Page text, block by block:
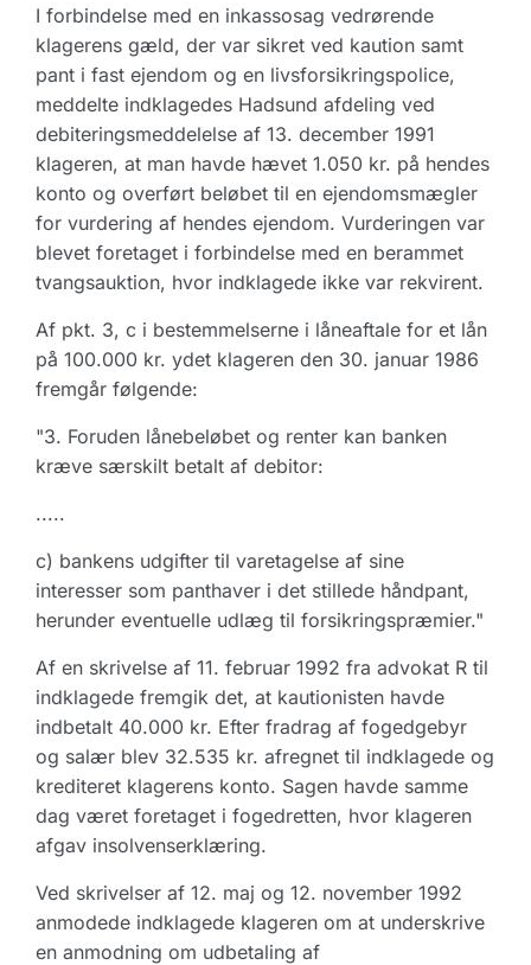
I forbindelse med en inkassosag vedrørende
klagerens gæld, der var sikret ved kaution samt
pant i fast ejendom og en livsforsikringspolice,
meddelte indklagedes Hadsund afdeling ved
debiteringsmeddelelse af 13. december 1991
klageren, at man havde hævet 1.050 kr. på hendes
konto og overført beløbet til en ejendomsmægler
for vurdering af hendes ejendom. Vurderingen var
blevet foretaget i forbindelse med en berammet
tvangsauktion, hvor indklagede ikke var rekvirent.
Af pkt. 3, c i bestemmelserne i låneaftale for et lån
på 100.000 kr. ydet klageren den 30. januar 1986
fremgår følgende:
"3. Foruden lånebeløbet og renter kan banken
kræve særskilt betalt af debitor:
.....
c) bankens udgifter til varetagelse af sine
interesser som panthaver i det stillede håndpant,
herunder eventuelle udlæg til forsikringspræmier."
Af en skrivelse af 11. februar 1992 fra advokat R til
indklagede fremgik det, at kautionisten havde
indbetalt 40.000 kr. Efter fradrag af fogedgebyr
og salær blev 32.535 kr. afregnet til indklagede og
krediteret klagerens konto. Sagen havde samme
dag været foretaget i fogedretten, hvor klageren
afgav insolvenserklæring.
Ved skrivelser af 12. maj og 12. november 1992
anmodede indklagede klageren om at underskrive
en anmodning om udbetaling af